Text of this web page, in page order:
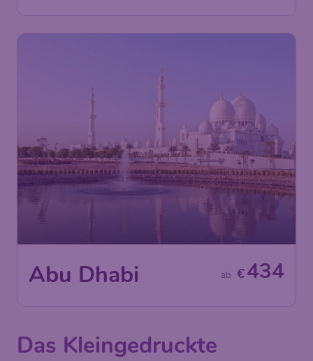
Abu Dhabi €434
ab
Das Kleingedruckte